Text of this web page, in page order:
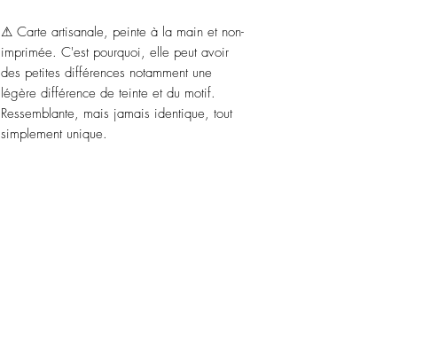
⚠ Carte artisanale, peinte à la main et non-
imprimée. C'est pourquoi, elle peut avoir
des petites différences notamment une
légère différence de teinte et du motif.
Ressemblante, mais jamais identique, tout
simplement unique.